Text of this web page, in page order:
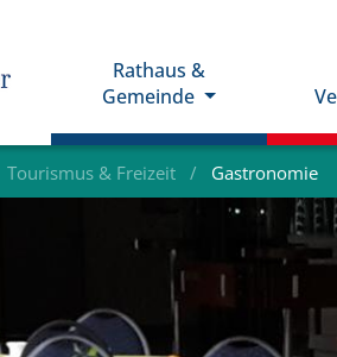
Rathaus &
Gemeinde
Tourismus & Freizeit Gastronomie